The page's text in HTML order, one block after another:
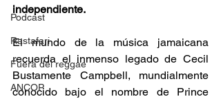
Podcast
Rastafari
Fuera del reggae
ANCOP
independiente.
El mundo de la música jamaicana
recuerda el inmenso legado de Cecil
Bustamente Campbell, mundialmente
conocido bajo el nombre de Prince